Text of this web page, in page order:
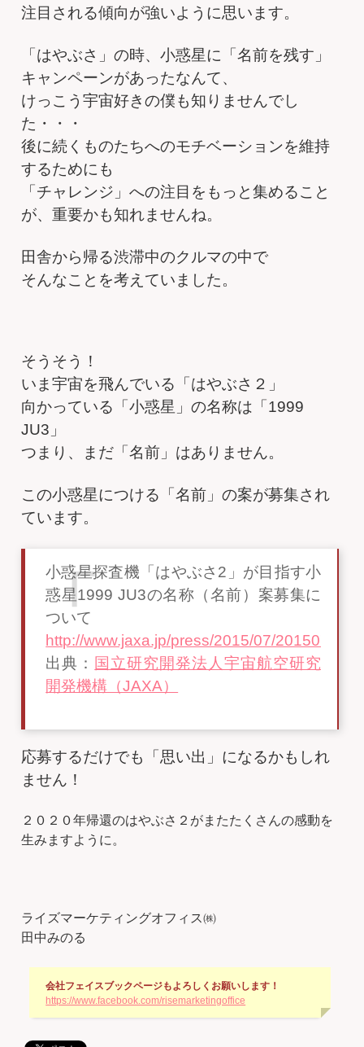
注目される傾向が強いように思います。
「はやぶさ」の時、小惑星に「名前を残す」
キャンペーンがあったなんて、
けっこう宇宙好きの僕も知りませんでし
た・・・
後に続くものたちへのモチベーションを維持
するためにも
「チャレンジ」への注目をもっと集めること
が、重要かも知れませんね。
田舎から帰る渋滞中のクルマの中で
そんなことを考えていました。
そうそう！
いま宇宙を飛んでいる「はやぶさ２」
向かっている「小惑星」の名称は「1999
JU3」
つまり、まだ「名前」はありません。
この小惑星につける「名前」の案が募集され
ています。
小惑星探査機「はやぶさ2」が目指す小
惑星1999 JU3の名称（名前）案募集に
ついて
http://www.jaxa.jp/press/2015/07/
出典： 国立研究開発法人宇宙航空研究
開発機構（JAXA）
応募するだけでも「思い出」になるかもしれ
ません！
２０２０年帰還のはやぶさ２がまたたくさんの感動を
生みますように。
ライズマーケティングオフィス㈱
田中みのる
会社フェイスブックページもよろしくお願いします！
https://www.facebook.com/risemarketingoffice